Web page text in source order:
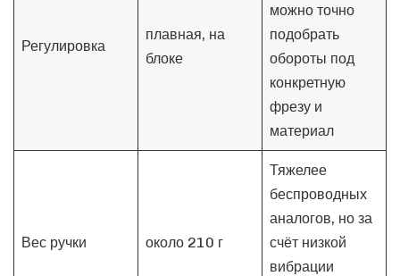
Регулировка
плавная, на
блоке
можно точно
подобрать
обороты под
конкретную
фрезу и
материал
Вес ручки около 210 г
Тяжелее
беспроводных
аналогов, но за
счёт низкой
вибрации